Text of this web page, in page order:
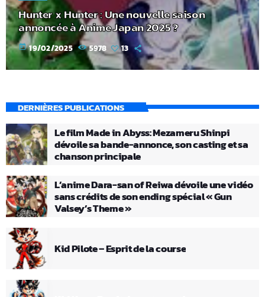
Hunter x Hunter : Une nouvelle saison
annoncée à Anime Japan 2025 ?
today 19/02/2025 5978 13
DERNIÈRES PUBLICATIONS
Le film Made in Abyss: Mezameru Shinpi
dévoile sa bande-annonce, son casting et sa
chanson principale
L’anime Dara-san of Reiwa dévoile une vidéo
sans crédits de son ending spécial « Gun
Valsey’s Theme »
Kid Pilote – Esprit de la course